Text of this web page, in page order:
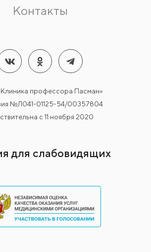
Контакты
профессора Пасман»
№Л041-01125-54/00357804
с 11 ноября 2020
для слабовидящих